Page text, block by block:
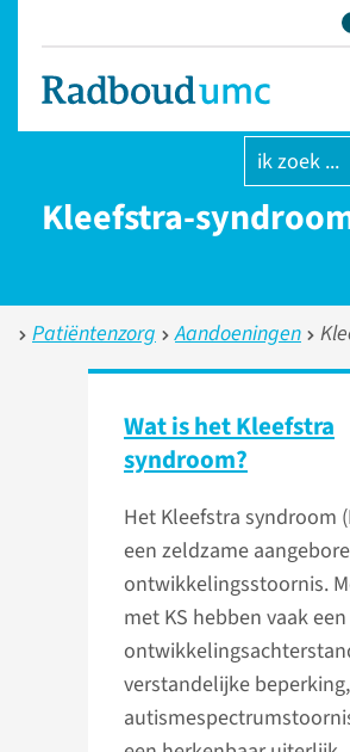
ik zoek ...
Kleefstra-
Patiëntenzorg Aandoeningen
Wat is het Kleefstra
syndroom?
Het Kleefstra syndroom
een zeldzame
ontwikkelingsstoornis.
met KS hebben vaak een
verstandelijke